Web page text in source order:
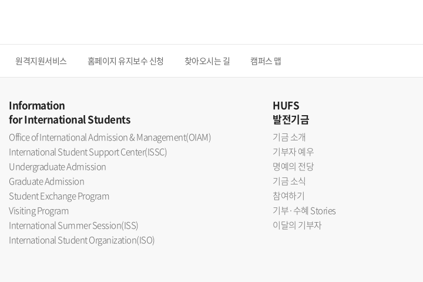
원격지원서비스 홈페이지 유지보수 신청 찾아오시는 길 캠퍼스 맵
Information
for International Students
Office of International Admission & Management(OIAM)
International Student Support Center(ISSC)
Undergraduate Admission
Graduate Admission
Student Exchange Program
Visiting Program
International Summer Session(ISS)
International Student Organization(ISO)
HUFS
발전기금
기금 소개
기부자 예우
명예의 전당
기금 소식
참여하기
기부·수혜 Stories
이달의 기부자